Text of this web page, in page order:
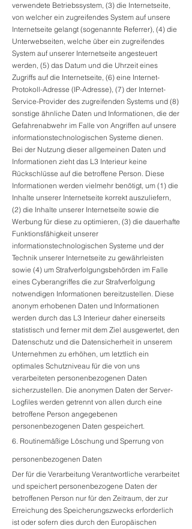
verwendete Betriebssystem, (3) die Internetseite,
von welcher ein zugreifendes System auf unsere
Internetseite gelangt (sogenannte Referrer), (4) die
Unterwebseiten, welche über ein zugreifendes
System auf unserer Internetseite angesteuert
werden, (5) das Datum und die Uhrzeit eines
Zugriffs auf die Internetseite, (6) eine Internet-
Protokoll-Adresse (IP-Adresse), (7) der Internet-
Service-Provider des zugreifenden Systems und (8)
sonstige ähnliche Daten und Informationen, die der
Gefahrenabwehr im Falle von Angriffen auf unsere
informationstechnologischen Systeme dienen.
Bei der Nutzung dieser allgemeinen Daten und
Informationen zieht das L3 Interieur keine
Rückschlüsse auf die betroffene Person. Diese
Informationen werden vielmehr benötigt, um (1) die
Inhalte unserer Internetseite korrekt auszuliefern,
(2) die Inhalte unserer Internetseite sowie die
Werbung für diese zu optimieren, (3) die dauerhafte
Funktionsfähigkeit unserer
informationstechnologischen Systeme und der
Technik unserer Internetseite zu gewährleisten
sowie (4) um Strafverfolgungsbehörden im Falle
eines Cyberangriffes die zur Strafverfolgung
notwendigen Informationen bereitzustellen. Diese
anonym erhobenen Daten und Informationen
werden durch das L3 Interieur daher einerseits
statistisch und ferner mit dem Ziel ausgewertet, den
Datenschutz und die Datensicherheit in unserem
Unternehmen zu erhöhen, um letztlich ein
optimales Schutzniveau für die von uns
verarbeiteten personenbezogenen Daten
sicherzustellen. Die anonymen Daten der Server-
Logfiles werden getrennt von allen durch eine
betroffene Person angegebenen
personenbezogenen Daten gespeichert.
6. Routinemäßige Löschung und Sperrung von
personenbezogenen Daten
Der für die Verarbeitung Verantwortliche verarbeitet
und speichert personenbezogene Daten der
betroffenen Person nur für den Zeitraum, der zur
Erreichung des Speicherungszwecks erforderlich
ist oder sofern dies durch den Europäischen